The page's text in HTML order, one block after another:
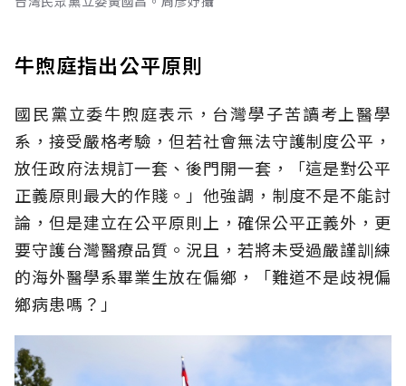
牛煦庭指出公平原則
國民黨立委牛煦庭表示，台灣學子苦讀考上醫學
系，接受嚴格考驗，但若社會無法守護制度公平，
放任政府法規訂一套、後門開一套，「這是對公平
正義原則最大的作賤。」他強調，制度不是不能討
論，但是建立在公平原則上，確保公平正義外，更
要守護台灣醫療品質。況且，若將未受過嚴謹訓練
的海外醫學系畢業生放在偏鄉，「難道不是歧視偏
鄉病患嗎？」